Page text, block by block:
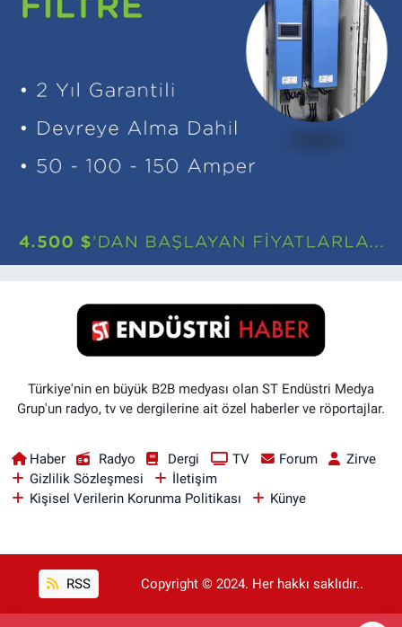
Türkiye'nin en büyük B2B medyası olan ST Endüstri Medya
Grup'un radyo, tv ve dergilerine ait özel haberler ve röportajlar.
Haber Radyo Dergi TV Forum
Zirve
Gizlilik Sözleşmesi
İletişim
Kişisel Verilerin Korunma Politikası
Künye
RSS Copyright © 2024. Her hakkı saklıdır..